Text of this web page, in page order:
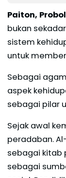
Paiton,
bukan
sistem
untuk
Sebagai
aspek
sebagai pilar
Sejak awal
peradaban.
sebagai kitab
sebagai